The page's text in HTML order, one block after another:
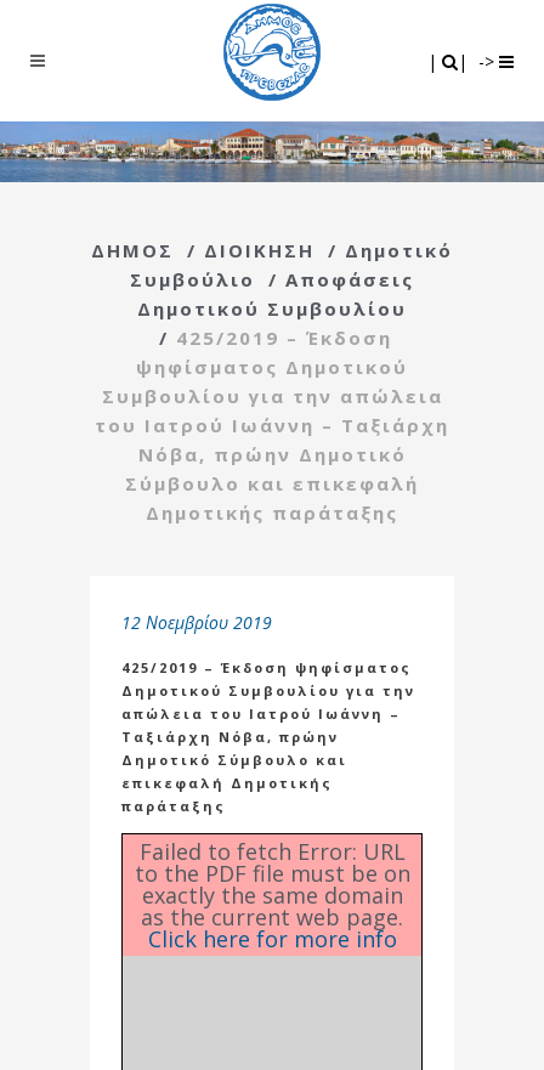
| | ->
ΔΗΜΟΣ / ΔΙΟΙΚΗΣΗ / Δημοτικό
Συμβούλιο
/ Αποφάσεις
Δημοτικού Συμβουλίου
/ 425/2019 – Έκδοση
ψηφίσματος Δημοτικού
Συμβουλίου για την απώλεια
του Ιατρού Ιωάννη – Ταξιάρχη
Νόβα, πρώην Δημοτικό
Σύμβουλο και επικεφαλή
Δημοτικής παράταξης
12 Νοεμβρίου 2019
425/2019 – Έκδοση ψηφίσματος
Δημοτικού Συμβουλίου για την
απώλεια του Ιατρού Ιωάννη –
Ταξιάρχη Νόβα, πρώην
Δημοτικό Σύμβουλο και
επικεφαλή Δημοτικής
παράταξης
Failed to fetch Error: URL
to the PDF file must be on
exactly the same domain
as the current web page.
Click here for more info